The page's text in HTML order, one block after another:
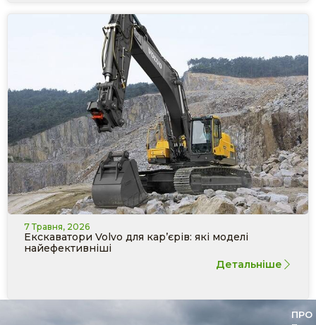
7 Травня, 2026
Екскаватори Volvo для кар’єрів: які моделі
найефективніші
Детальніше
ПРО